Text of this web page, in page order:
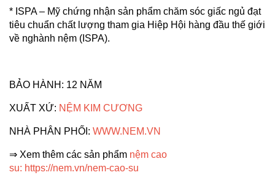
* ISPA – Mỹ chứng nhận sản phẩm chăm sóc giấc ngủ đạt
tiêu chuẩn chất lượng tham gia Hiệp Hội hàng đầu thế giới
về nghành nệm (ISPA).
BẢO HÀNH: 12 NĂM
XUẤT XỨ: NỆM KIM CƯƠNG
NHÀ PHÂN PHỐI: WWW.NEM.VN
⇒ Xem thêm các sản phẩm nệm cao
su: https://nem.vn/nem-cao-su